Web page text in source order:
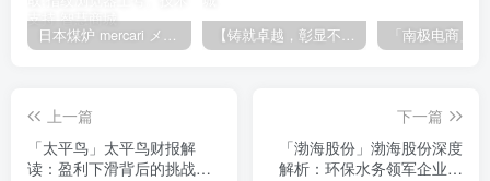
日本煤炉 mercari メルカリ cookie提取技术 安卓 苹果 雷电模拟器都可提取,指纹浏览器上号。技术支持 【铸就卓越，彰显不凡】顶级财富管理机构专属官网设计与咨询
上一篇
「太平鸟」太平鸟财报解
读：盈利下滑背后的挑战与
下一篇
「渤海股份」渤海股份深度
解析：环保水务领军企业，